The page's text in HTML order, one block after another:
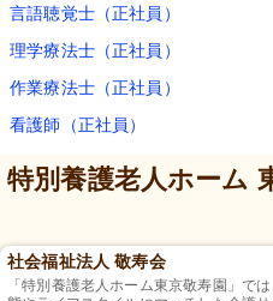
言語聴覚士（正社員）
理学療法士（正社員）
作業療法士（正社員）
看護師（正社員）
特別養護老人ホーム
社会福祉法人 敬寿会
「特別養護老人ホーム東京敬寿園」で